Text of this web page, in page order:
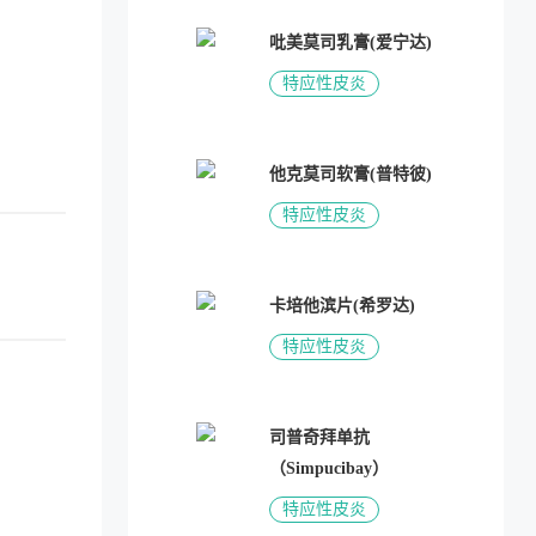
吡美莫司乳膏(爱宁达)
特应性皮炎
他克莫司软膏(普特彼)
特应性皮炎
卡培他滨片(希罗达)
特应性皮炎
司普奇拜单抗
（Simpucibay）
特应性皮炎